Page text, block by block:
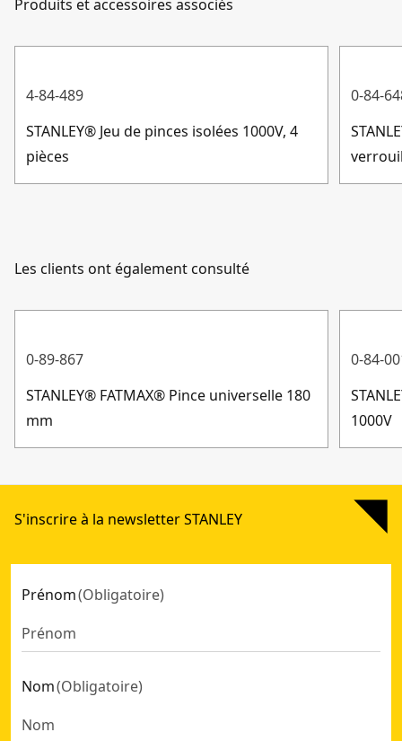
la fiabilité, la solidité et la performance dans un
produit
Afficher plus
Service client
Produits et accessoires associés
4-84-489
STANLEY® Jeu de pinces isolées 1000V, 4
pièces
0-84-
Les clients ont également consulté
0-89-867
STANLEY® FATMAX® Pince universelle 180
mm
0-84-
1000V
S'inscrire à la newsletter STANLEY
Prénom(Obligatoire)
Nom(Obligatoire)